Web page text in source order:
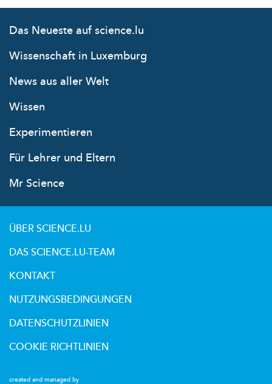
Das Neueste auf science.lu
Wissenschaft in Luxemburg
News aus aller Welt
Wissen
Experimentieren
Für Lehrer und Eltern
Mr Science
created and managed by
ÜBER SCIENCE.LU
DAS SCIENCE.LU-TEAM
KONTAKT
NUTZUNGSBEDINGUNGEN
DATENSCHUTZLINIEN
COOKIE RICHTLINIEN